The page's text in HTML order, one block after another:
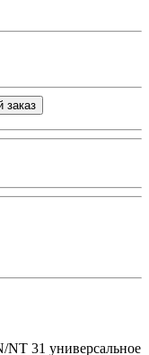
заказ
31 универсальное